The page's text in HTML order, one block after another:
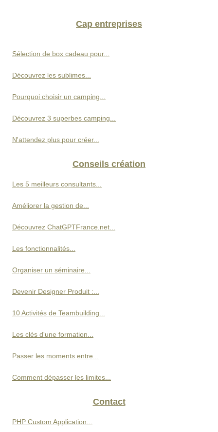
Cap entreprises
Sélection de box cadeau pour...
Découvrez les sublimes...
Pourquoi choisir un camping...
Découvrez 3 superbes camping...
N'attendez plus pour créer...
Conseils création
Les 5 meilleurs consultants...
Améliorer la gestion de...
Découvrez ChatGPTFrance.net...
Les fonctionnalités...
Organiser un séminaire...
Devenir Designer Produit :...
10 Activités de Teambuilding...
Les clés d'une formation...
Passer les moments entre...
Comment dépasser les limites...
Contact
PHP Custom Application...